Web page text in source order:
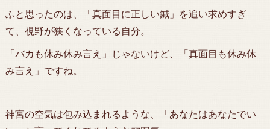
ふと思ったのは、「真面目に正しい鍼」を追い求めすぎ
て、視野が狭くなっている自分。
「バカも休み休み言え」じゃないけど、「真面目も休み休
み言え」ですね。
神宮の空気は包み込まれるような、「あなたはあなたでい